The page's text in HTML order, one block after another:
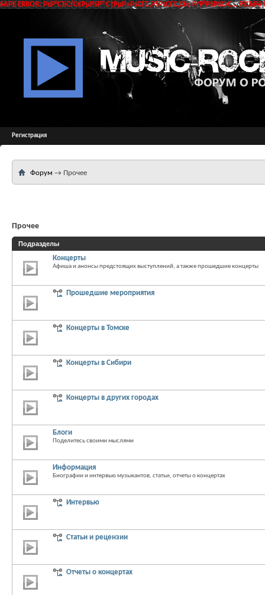
SAPE ERROR: РќР°СЂСѓС€РµРЅР° С†РµР»РѕСЃС‚РЅРѕСЃС‚СЊ РґР°РЅРЅС‹С…
Регистрация
Форум → Прочее
Прочее
Подразделы
Концерты
Афиша и анонсы предстоящих выступлений, а также прошедшие концерты
Прошедшие мероприятия
Концерты в Томске
Концерты в Сибири
Концерты в других городах
Блоги
Поделитесь своими мыслями
Информация
Биографии и интервью музыкантов, статьи, отчеты о концертах
Интервью
Статьи и рецензии
Отчеты о концертах